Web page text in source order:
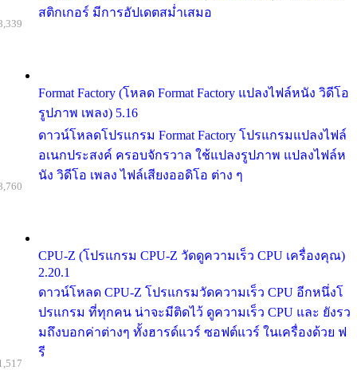
สติกเกอร์ มีการอัปเดตสม่ำเสมอ
Format Factory (โหลด Format Factory แปลงไฟล์หนัง วิดีโอ
รูปภาพ เพลง) 5.16
ดาวน์โหลดโปรแกรม Format Factory โปรแกรมแปลงไฟล์
อเนกประสงค์ ครอบจักรวาล ใช้แปลงรูปภาพ แปลงไฟล์ห
นัง วิดีโอ เพลง ไฟล์เสียงออดิโอ ต่าง ๆ
CPU-Z (โปรแกรม CPU-Z วัดดูความเร็ว CPU เครื่องคุณ)
2.20.1
ดาวน์โหลด CPU-Z โปรแกรมวัดความเร็ว CPU อีกหนึ่งโ
ปรแกรม ที่ทุกคน น่าจะมีติดไว้ ดูความเร็ว CPU และ ยังรว
มถึงบอกค่าต่างๆ ทั้งฮารด์แวร์ ซอฟต์แวร์ ในเครื่องด้วย ฟ
รี